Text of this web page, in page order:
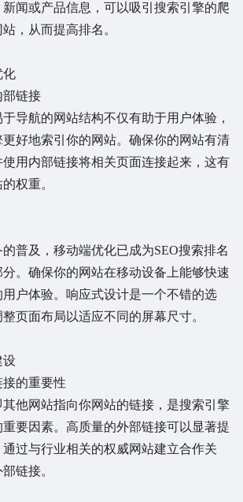
闻或产品信息，可以吸引搜索引擎的爬
，从而提高排名。
链接
航的网站结构不仅有助于用户体验，
好地索引你的网站。确保你的网站有清
用内部链接将相关页面连接起来，这有
权重。
及，移动端优化已成为SEO搜索排名
。确保你的网站在移动设备上能够快速
户体验。响应式设计是一个不错的选
页面布局以适应不同的屏幕尺寸。
的重要性
网站指向你网站的链接，是搜索引擎
要因素。高质量的外部链接可以显著提
过与行业相关的权威网站建立合作关
链接。